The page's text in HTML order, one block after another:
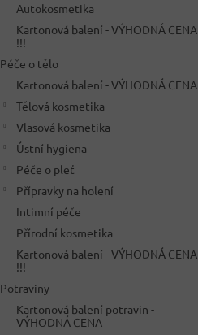
Autokosmetika
Kartonová balení - VÝHODNÁ CENA
!!!
Péče o tělo
Kartonová balení - VÝHODNÁ CENA
Tělová kosmetika
Vlasová kosmetika
Ústní hygiena
Péče o pleť
Přípravky na holení
Intimní péče
Přírodní kosmetika
Kartonová balení - VÝHODNÁ CENA
!!!
Potraviny
Kartonová balení potravin -
VÝHODNÁ CENA